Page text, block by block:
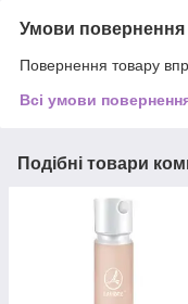
Умови повернення
Повернення товару
Всі умови
Подібні товари